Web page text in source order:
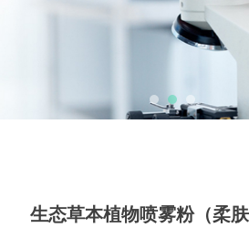
肤2号）
生态草本植物喷雾粉（柔肤